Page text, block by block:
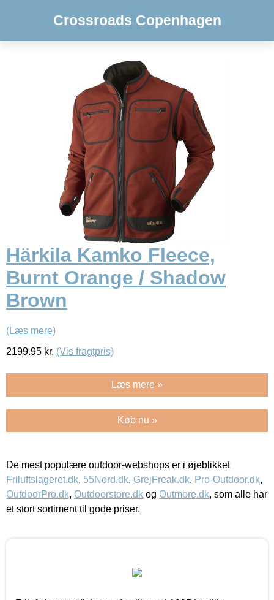
Crossroads Copenhagen
Härkila Kamko Fleece,
Burnt Orange / Shadow
Brown
(Læs mere)
2199.95 kr. (Vis fragtpris)
Læs mere »
Køb nu »
De mest populære outdoor-webshops er i øjeblikket
Friluftslageret.dk, 55Nord.dk, GrejFreak.dk, Pro-Outdoor.dk,
OutdoorPro.dk, Outdoorstore.dk og Outmore.dk, som alle har
et stort sortiment til gode priser.